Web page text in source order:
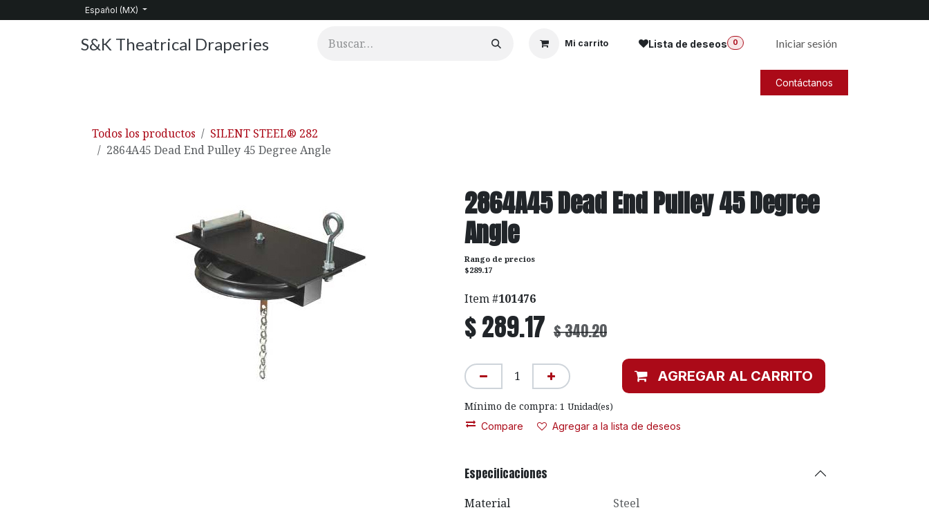
Español (MX)
S&K Theatrical Draperies Mi carrito Lista de deseos 0 Iniciar sesión
Contáctanos
Todos los productos
SILENT STEEL® 282
2864A45 Dead End Pulley 45 Degree Angle
2864A45 Dead End Pulley 45 Degree
Angle
Rango de precios
$289.17
Item #101476
$289.17 $340.20
AGREGAR AL CARRITO
Mínimo de compra: 1 Unidad(es)
Compare Agregar a la lista de deseos
Especificaciones
Material
Steel